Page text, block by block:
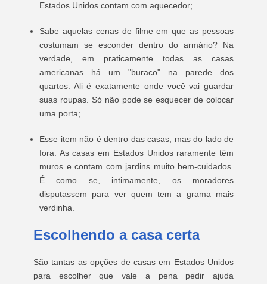
Estados Unidos contam com aquecedor;
Sabe aquelas cenas de filme em que as pessoas
costumam se esconder dentro do armário? Na
verdade, em praticamente todas as casas
americanas há um "buraco" na parede dos
quartos. Ali é exatamente onde você vai guardar
suas roupas. Só não pode se esquecer de colocar
uma porta;
Esse item não é dentro das casas, mas do lado de
fora. As casas em Estados Unidos raramente têm
muros e contam com jardins muito bem-cuidados.
É como se, intimamente, os moradores
disputassem para ver quem tem a grama mais
verdinha.
Escolhendo a casa certa
São tantas as opções de casas em Estados Unidos
para escolher que vale a pena pedir ajuda